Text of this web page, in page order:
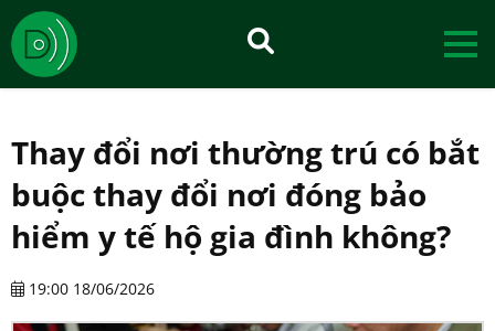
Thay đổi nơi thường trú có bắt
buộc thay đổi nơi đóng bảo
hiểm y tế hộ gia đình không?
19:00 18/06/2026